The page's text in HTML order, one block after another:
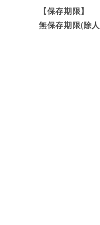
【保存期限】
無保存期限(除